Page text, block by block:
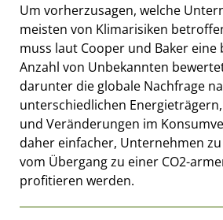
Um vorherzusagen, welche
meisten von Klimarisiken
muss laut Cooper und Baker
Anzahl von Unbekannten
darunter die globale Nachfrage
unterschiedlichen Energieträgern,
und Veränderungen im
daher einfacher, Unternehmen
vom Übergang zu einer CO2-
profitieren werden.